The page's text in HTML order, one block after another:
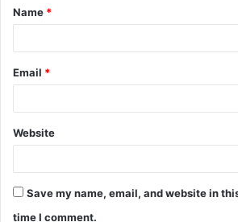
*
Name *
Email *
Website
Save my name, email, and website in
time I comment.